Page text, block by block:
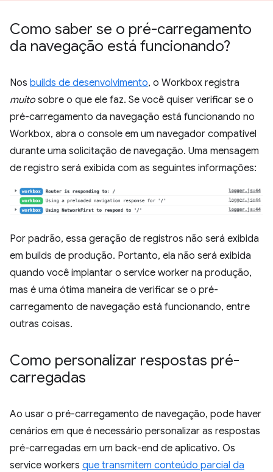
Como saber se o pré-carregamento
da navegação está funcionando?
Nos builds de desenvolvimento, o Workbox registra
muito sobre o que ele faz. Se você quiser verificar se o
pré-carregamento da navegação está funcionando no
Workbox, abra o console em um navegador compatível
durante uma solicitação de navegação. Uma mensagem
de registro será exibida com as seguintes informações:
Por padrão, essa geração de registros não será exibida
em builds de produção. Portanto, ela não será exibida
quando você implantar o service worker na produção,
mas é uma ótima maneira de verificar se o pré-
carregamento de navegação está funcionando, entre
outras coisas.
Como personalizar respostas pré-
carregadas
Ao usar o pré-carregamento de navegação, pode haver
cenários em que é necessário personalizar as respostas
pré-carregadas em um back-end de aplicativo. Os
service workers que transmitem conteúdo parcial da